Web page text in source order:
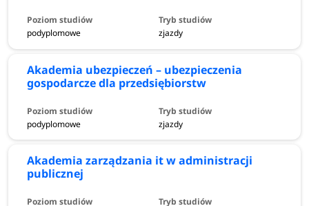
podyplomowe zjazdy
Akademia ubezpieczeń – ubezpieczenia
gospodarcze dla przedsiębiorstw
podyplomowe zjazdy
Akademia zarządzania it w administracji
publicznej